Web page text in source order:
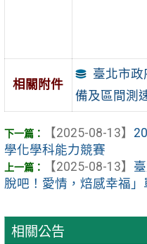
相關公告
相關附件
臺北市
備及區間測
【2025-08-13】
學化學科能力競賽
【2025-08-13】
脫吧！愛情，焙感幸福